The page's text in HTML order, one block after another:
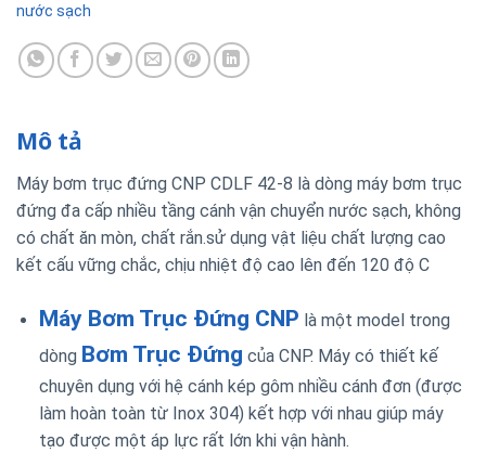
nước sạch
Mô tả
Máy bơm trục đứng CNP CDLF 42-8 là dòng máy bơm trục
đứng đa cấp nhiều tầng cánh vận chuyển nước sạch, không
có chất ăn mòn, chất rắn.sử dụng vật liệu chất lượng cao
kết cấu vững chắc, chịu nhiệt độ cao lên đến 120 độ C
Máy Bơm Trục Đứng CNP là một model trong
dòng Bơm Trục Đứng của CNP. Máy có thiết kế
chuyên dụng với hệ cánh kép gôm nhiều cánh đơn (được
làm hoàn toàn từ Inox 304) kết hợp với nhau giúp máy
tạo được một áp lực rất lớn khi vận hành.